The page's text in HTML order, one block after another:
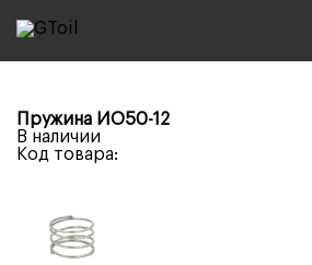
Пружина ИО50-12
В наличии
Код товара: